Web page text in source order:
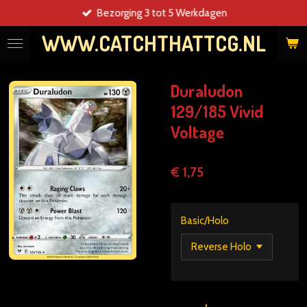
direct
naar
WWW.CATCHTHATTCG.NL
Bezorging 3 tot 5 Werkdagen
Duraludon
129/185 Vivid
Voltage
€ 1,75
Basic/Holo